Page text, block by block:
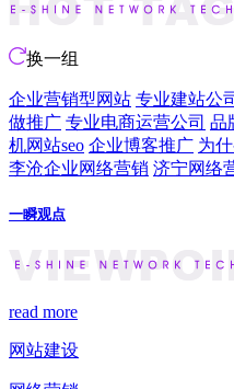
换一组
企业营销型网站 专业建站公
做推广 专业电商运营公司 品
机网站seo 企业博客推广 为
李沧企业网络营销 济宁网络
一瞬观点
read more
网站建设